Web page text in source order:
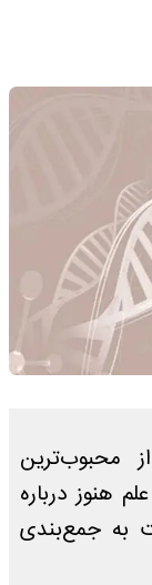
محبوب‌ترین
هنوز درباره
به جمع‌بندی